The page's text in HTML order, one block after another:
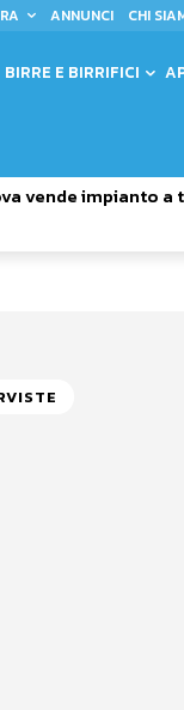
ANNUNCI CHI
BIRRE E BIRRIFICI
vende impianto a